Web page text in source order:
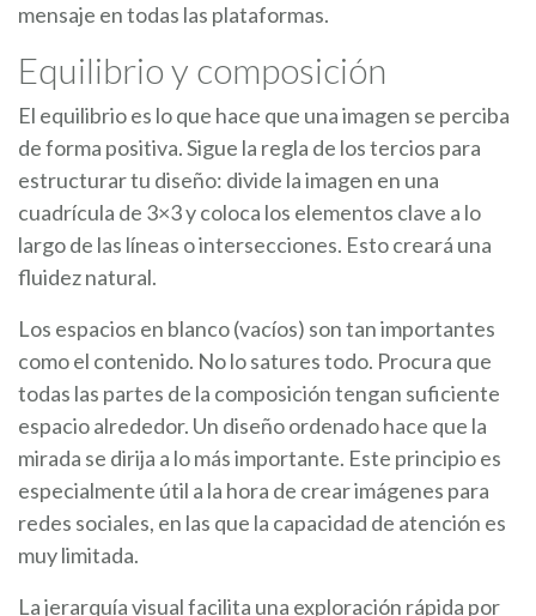
mensaje en todas las plataformas.
Equilibrio y composición
El equilibrio es lo que hace que una imagen se perciba
de forma positiva. Sigue la regla de los tercios para
estructurar tu diseño: divide la imagen en una
cuadrícula de 3×3 y coloca los elementos clave a lo
largo de las líneas o intersecciones. Esto creará una
fluidez natural.
Los espacios en blanco (vacíos) son tan importantes
como el contenido. No lo satures todo. Procura que
todas las partes de la composición tengan suficiente
espacio alrededor. Un diseño ordenado hace que la
mirada se dirija a lo más importante. Este principio es
especialmente útil a la hora de crear imágenes para
redes sociales, en las que la capacidad de atención es
muy limitada.
La jerarquía visual facilita una exploración rápida por